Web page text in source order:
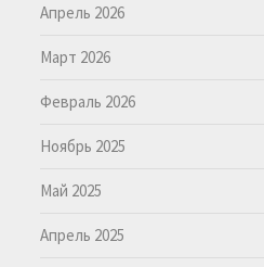
Апрель 2026
Март 2026
Февраль 2026
Ноябрь 2025
Май 2025
Апрель 2025